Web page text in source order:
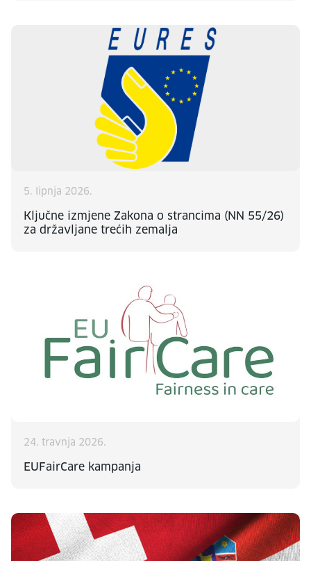
5. lipnja 2026.
Ključne izmjene Zakona o strancima (NN 55/26)
za državljane trećih zemalja
24. travnja 2026.
EUFairCare kampanja